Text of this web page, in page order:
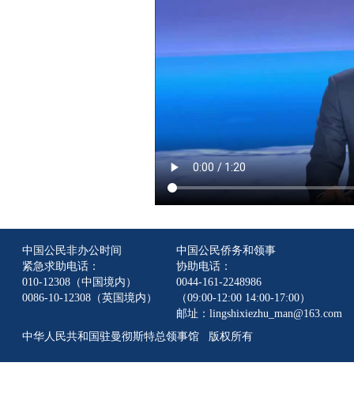
中国公民非办公时间
紧急求助电话：
010-12308（中国境内）
0086-10-12308（英国境内）
中国公民侨务和领事
协助电话：
0044-161-2248986
（09:00-12:00 14:00-17:00）
邮址：lingshixiezhu_man@163.com
中华人民共和国驻曼彻斯特总领事馆 版权所有